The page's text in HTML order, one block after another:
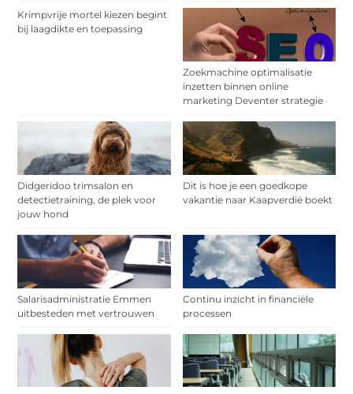
Krimpvrije mortel kiezen begint
bij laagdikte en toepassing
Zoekmachine optimalisatie
inzetten binnen online
marketing Deventer strategie
Didgeridoo trimsalon en
detectietraining, de plek voor
jouw hond
Dit is hoe je een goedkope
vakantie naar Kaapverdië boekt
Salarisadministratie Emmen
uitbesteden met vertrouwen
Continu inzicht in financiële
processen